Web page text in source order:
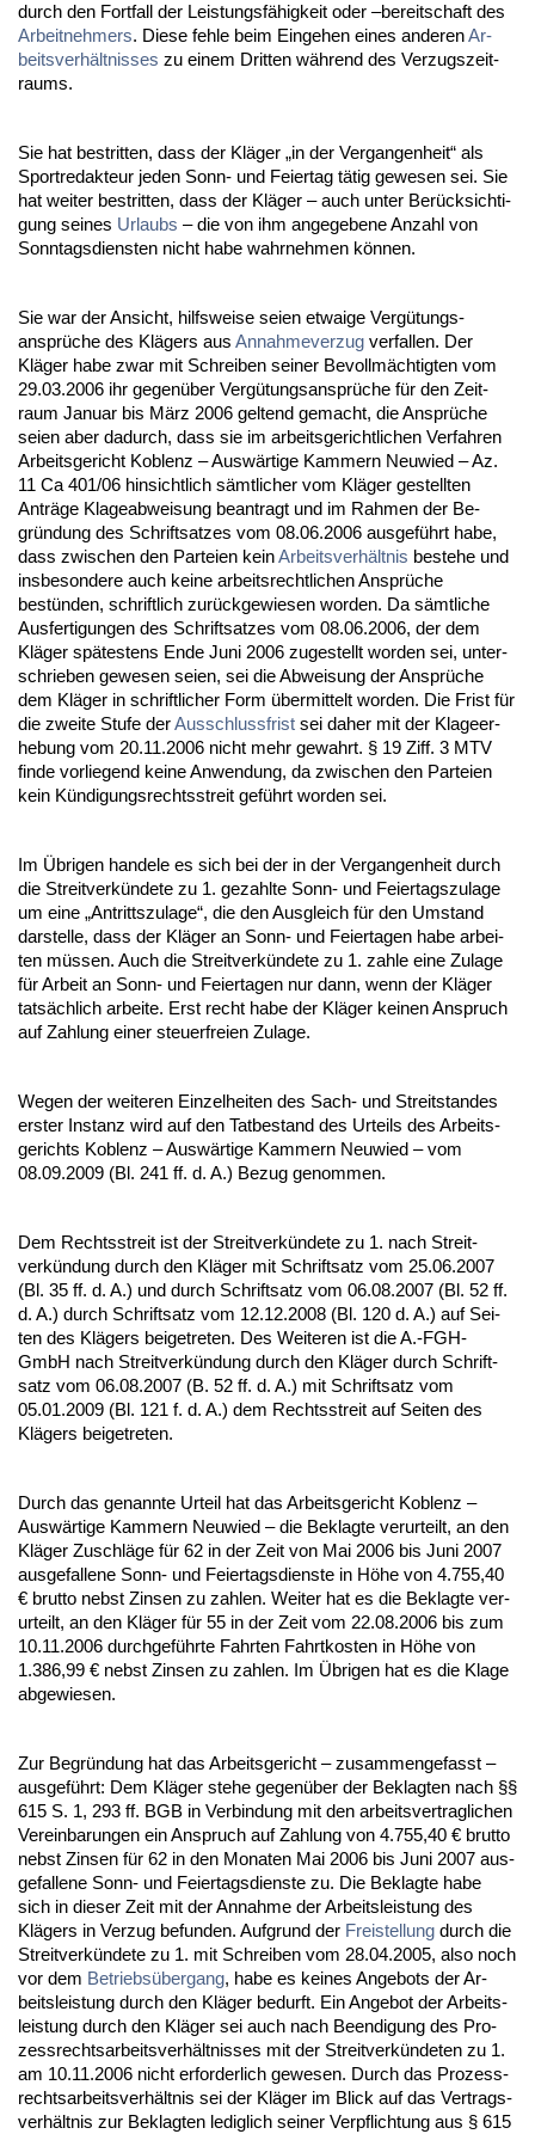
durch den Fort­fall der Leis­tungsfähig­keit oder –be­reit­schaft des
Ar­beit­neh­mers. Die­se feh­le beim Ein­ge­hen ei­nes an­de­renAr­
beits­verhält­nis­ses zu ei­nem Drit­ten während des Ver­zugs­zeit­
raums.
Sie hat be­strit­ten, dass der Kläger „in der Ver­gan­gen­heit“ als
Sport­re­dak­teur je­den Sonn- und Fei­er­tag tätig ge­we­sen sei. Sie
hat wei­ter be­strit­ten, dass der Kläger – auch un­ter Berück­sich­ti­
gung sei­nes Ur­laubs – die von ihm an­ge­ge­be­ne An­zahl von
Sonn­tags­diens­ten nicht ha­be wahr­neh­men können.
Sie war der An­sicht, hilfs­wei­se sei­en et­wai­ge Vergütungs­
ansprüche des Klägers aus An­nah­me­ver­zug ver­fal­len. Der
Kläger ha­be zwar mit Schrei­ben sei­ner Be­vollmäch­tig­ten vom
29.03.2006 ihr ge­genüber Vergütungs­ansprüche für den Zeit­
raum Ja­nu­ar bis März 2006 gel­tend ge­macht, die Ansprüche
sei­en aber da­durch, dass sie im ar­beits­ge­richt­li­chen Ver­fah­ren
Ar­beits­ge­richt Ko­blenz – Auswärti­ge Kam­mern Neu­wied – Az.
11 Ca 401/06 hin­sicht­lich sämt­li­cher vom Kläger ge­stell­ten
Anträge Kla­ge­ab­wei­sung be­an­tragt und im Rah­men der Be­
gründung des Schrift­sat­zes vom 08.06.2006 aus­geführt ha­be,
dass zwi­schen den Par­tei­en keinAr­beits­verhält­nis be­ste­he und
ins­be­son­de­re auch kei­ne ar­beits­recht­li­chen Ansprüche
bestünden, schrift­lich zurück­ge­wie­sen wor­den. Da sämt­li­che
Aus­fer­ti­gun­gen des Schrift­sat­zes vom 08.06.2006, der dem
Kläger spätes­tens En­de Ju­ni 2006 zu­ge­stellt wor­den sei, un­ter­
schrie­ben ge­we­sen sei­en, sei die Ab­wei­sung der Ansprüche
dem Kläger in schrift­li­cher Form über­mit­telt wor­den. Die Frist für
die zwei­te Stu­fe derAus­schluss­frist sei da­her mit der Kla­ge­er­
he­bung vom 20.11.2006 nicht mehr ge­wahrt. § 19 Ziff. 3 MTV
fin­de vor­lie­gend kei­ne An­wen­dung, da zwi­schen den Par­tei­en
kein Kündi­gungs­rechts­streit geführt wor­den sei.
Im Übri­gen han­de­le es sich bei der in der Ver­gan­gen­heit durch
die Streit­verkünde­te zu 1. ge­zahl­te Sonn- und Fei­er­tags­zu­la­ge
um ei­ne „An­tritts­zu­la­ge“, die den Aus­gleich für den Um­stand
dar­stel­le, dass der Kläger an Sonn- und Fei­er­ta­gen ha­be ar­bei­
ten müssen. Auch die Streit­verkünde­te zu 1. zah­le ei­ne Zu­la­ge
für Ar­beit an Sonn- und Fei­er­ta­gen nur dann, wenn der Kläger
tatsächlich ar­bei­te. Erst recht ha­be der Kläger kei­nen An­spruch
auf Zah­lung ei­ner steu­er­frei­en Zu­la­ge.
We­gen der wei­te­ren Ein­zel­hei­ten des Sach- und Streit­stan­des
ers­ter In­stanz wird auf den Tat­be­stand des Ur­teils des Ar­beits­
ge­richts Ko­blenz – Auswärti­ge Kam­mern Neu­wied – vom
08.09.2009 (Bl. 241 ff. d. A.) Be­zug ge­nom­men.
Dem Rechts­streit ist der Streit­verkünde­te zu 1. nach Streit­
verkündung durch den Kläger mit Schrift­satz vom 25.06.2007
(Bl. 35 ff. d. A.) und durch Schrift­satz vom 06.08.2007 (Bl. 52 ff.
d. A.) durch Schrift­satz vom 12.12.2008 (Bl. 120 d. A.) auf Sei­
ten des Klägers bei­ge­tre­ten. Des Wei­te­ren ist die A.-FGH-
GmbH nach Streit­verkündung durch den Kläger durch Schrift­
satz vom 06.08.2007 (B. 52 ff. d. A.) mit Schrift­satz vom
05.01.2009 (Bl. 121 f. d. A.) dem Rechts­streit auf Sei­ten des
Klägers bei­ge­tre­ten.
Durch das ge­nann­te Ur­teil hat das Ar­beits­ge­richt Ko­blenz –
Auswärti­ge Kam­mern Neu­wied – die Be­klag­te ver­ur­teilt, an den
Kläger Zu­schläge für 62 in der Zeit von Mai 2006 bis Ju­ni 2007
aus­ge­fal­le­ne Sonn- und Fei­er­tags­diens­te in Höhe von 4.755,40
€ brut­to nebst Zin­sen zu zah­len. Wei­ter hat es die Be­klag­te ver­
ur­teilt, an den Kläger für 55 in der Zeit vom 22.08.2006 bis zum
10.11.2006 durch­geführ­te Fahr­ten Fahrt­kos­ten in Höhe von
1.386,99 € nebst Zin­sen zu zah­len. Im Übri­gen hat es die Kla­ge
ab­ge­wie­sen.
Zur Be­gründung hat das Ar­beits­ge­richt – zu­sam­men­ge­fasst –
aus­geführt: Dem Kläger ste­he ge­genüber der Be­klag­ten nach §§
615 S. 1, 293 ff. BGB in Ver­bin­dung mit den ar­beits­ver­trag­li­chen
Ver­ein­ba­run­gen ein An­spruch auf Zah­lung von 4.755,40 € brut­to
nebst Zin­sen für 62 in den Mo­na­ten Mai 2006 bis Ju­ni 2007 aus­
ge­fal­le­ne Sonn- und Fei­er­tags­diens­te zu. Die Be­klag­te ha­be
sich in die­ser Zeit mit der An­nah­me der Ar­beits­leis­tung des
Klägers in Ver­zug be­fun­den. Auf­grund der Frei­stel­lung durch die
Streit­verkünde­te zu 1. mit Schrei­ben vom 28.04.2005, al­so noch
vor dem Be­triebsüber­gang, ha­be es kei­nes An­ge­bots der Ar­
beits­leis­tung durch den Kläger be­durft. Ein An­ge­bot der Ar­beits­
leis­tung durch den Kläger sei auch nach Be­en­di­gung des Pro­
zess­rechts­ar­beits­verhält­nis­ses mit der Streit­verkünde­ten zu 1.
am 10.11.2006 nicht er­for­der­lich ge­we­sen. Durch das Pro­zess­
rechts­ar­beits­verhält­nis sei der Kläger im Blick auf das Ver­trags­
verhält­nis zur Be­klag­ten le­dig­lich sei­ner Ver­pflich­tung aus § 615